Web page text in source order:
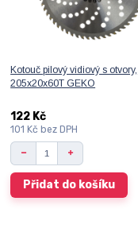
Kotouč pilový vidiový s otvory,
205x20x60T GEKO
122 Kč
101 Kčbez DPH
Přidat do košíku